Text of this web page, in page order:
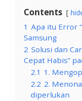
Contents
1 Apa itu Error
Samsung
2 Solusi dan
Cepat Habis”
2.1 1.
2.2 2.
diperlukan